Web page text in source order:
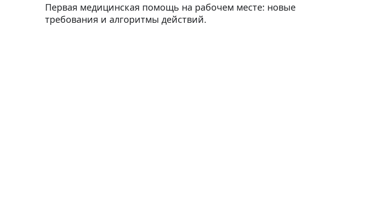
Первая медицинская помощь на рабочем месте: новые
требования и алгоритмы действий.